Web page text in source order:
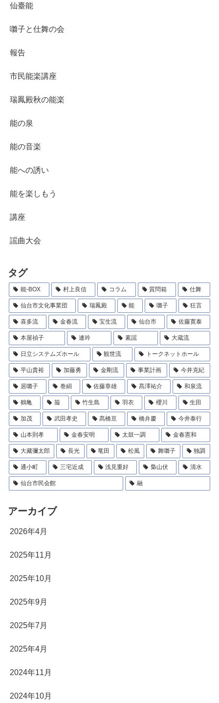
仙臺能
囃子と仕舞の会
報告
市民能楽講座
瑞鳳殿秋の能楽
能の泉
能の音楽
能への誘い
能を楽しもう
講座
謡曲大会
タグ
能-BOX 村上良信 コラム 質問箱 仕舞
仙台市文化事業団 瑞鳳殿 能 囃子 狂言
喜多流 金春流 宝生流 仙台市 佐藤寛泰
本屋禎子 連吟 素謡 大蔵流
日立システムズホール 観世流 トークネットホール
平山貴裕 加藤勇 金剛流 事業計画 今井克紀
居囃子 巻絹 佐藤章雄 髙澤祐介 和泉流
鶴亀 箙 竹生島 羽衣 櫻川 生田
加茂 武田孝史 髙橋亘 橋弁慶 今井泰行
山本則孝 金春安明 太鼓一調 金春憲和
大藏彌太郎 長光 竜田 松風 舞囃子 独調
通小町 三宅近成 浅見重好 梟山伏 清水
仙台市民会館 融
アーカイブ
2026年4月
2025年11月
2025年10月
2025年9月
2025年7月
2025年4月
2024年11月
2024年10月